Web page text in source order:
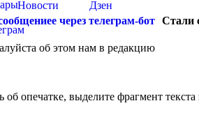
Стали
об этом нам в редакцию
об опечатке, выделите фрагмент